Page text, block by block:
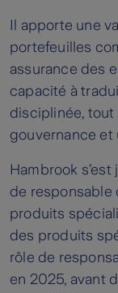
Il apporte une
portefeuilles
assurance des
capacité à
disciplinée, tout
gouvernance et
Hambrook
de responsable
produits
des produits
rôle de
en 2025, avant